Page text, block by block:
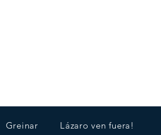
Greinar Lázaro ven fuera!